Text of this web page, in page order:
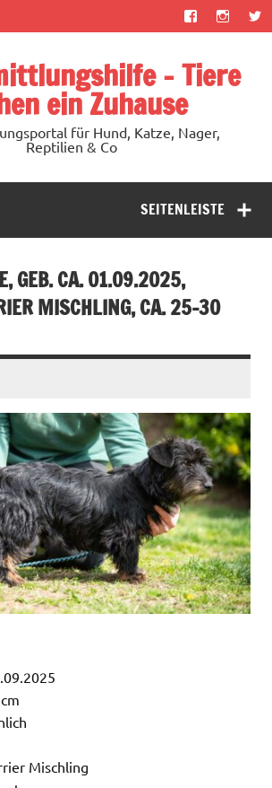
– Tiere
ein Zuhause
für Hund, Katze, Nager,
Reptilien & Co
SEITENLEISTE
GEB. CA. 01.09.2025,
MISCHLING, CA. 25-30
Mischling